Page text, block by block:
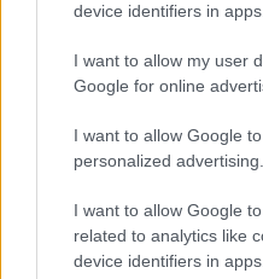
device identifiers in apps.
I want to allow my user
Google for online
I want to allow Google
personalized advertising.
I want to allow Google
related to analytics like
device identifiers in apps.
Sötétzöld levelűek,
is jól tarthatók.
A nyár elején jelennek
pillangók szívesen
szegélynövénynek, és
bugatolcserek-capafeju-